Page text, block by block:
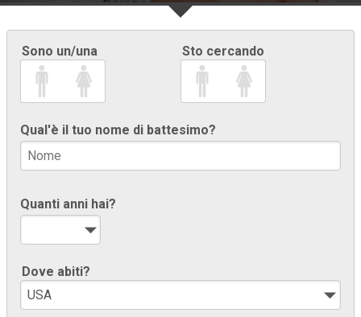
Sono un/una Sto cercando
Qual'è il tuo nome di battesimo?
Quanti anni hai?
Dove abiti?